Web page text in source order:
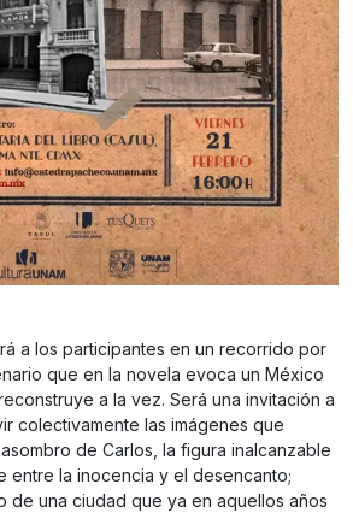
a los participantes en un recorrido por
que en la novela evoca un México
a la vez. Será una invitación a
colectivamente las imágenes que
de Carlos, la figura inalcanzable
entre la inocencia y el desencanto;
de una ciudad que ya en aquellos años